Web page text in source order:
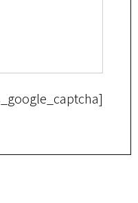
[bws_google_captcha]